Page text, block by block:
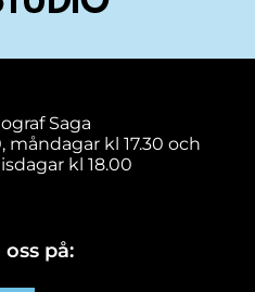
Saga
måndagar kl 17.30 och
kl 18.00
på: